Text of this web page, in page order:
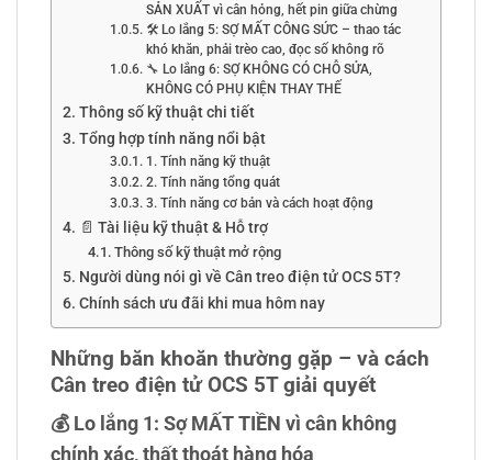
SẢN XUẤT vì cân hỏng, hết pin giữa chừng
🛠️ Lo lắng 5: SỢ MẤT CÔNG SỨC – thao tác
khó khăn, phải trèo cao, đọc số không rõ
🔧 Lo lắng 6: SỢ KHÔNG CÓ CHỖ SỬA,
KHÔNG CÓ PHỤ KIỆN THAY THẾ
Thông số kỹ thuật chi tiết
Tổng hợp tính năng nổi bật
1. Tính năng kỹ thuật
2. Tính năng tổng quát
3. Tính năng cơ bản và cách hoạt động
📄 Tài liệu kỹ thuật & Hỗ trợ
Thông số kỹ thuật mở rộng
Người dùng nói gì về Cân treo điện tử OCS 5T?
Chính sách ưu đãi khi mua hôm nay
Những băn khoăn thường gặp – và cách
Cân treo điện tử OCS 5T giải quyết
💰 Lo lắng 1: Sợ MẤT TIỀN vì cân không
chính xác, thất thoát hàng hóa